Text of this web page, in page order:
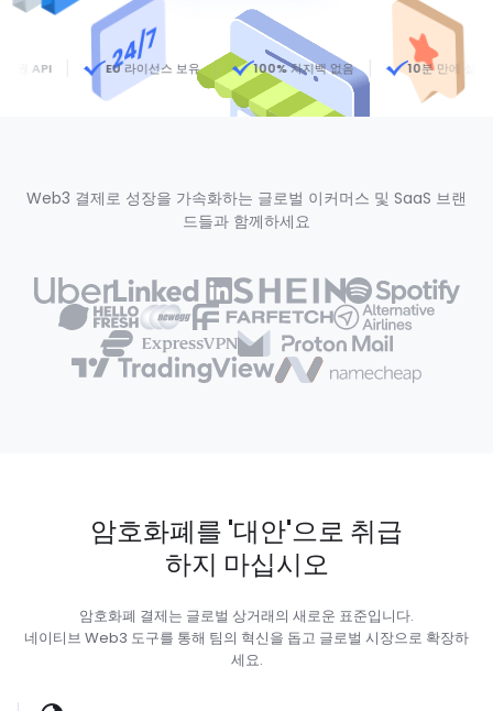
EU 라이선스 보유 100% 차지백 없음 10분 만에 설정
Web3 결제로 성장을 가속화하는 글로벌 이커머스 및 SaaS 브랜
드들과 함께하세요
암호화폐를 '대안'으로 취급
하지 마십시오
암호화폐 결제는 글로벌 상거래의 새로운 표준입니다.
네이티브 Web3 도구를 통해 팀의 혁신을 돕고 글로벌 시장으로 확장하
세요.